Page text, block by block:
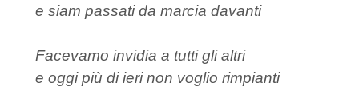
e siam passati da marcia davanti
Facevamo invidia a tutti gli altri
e oggi più di ieri non voglio rimpianti